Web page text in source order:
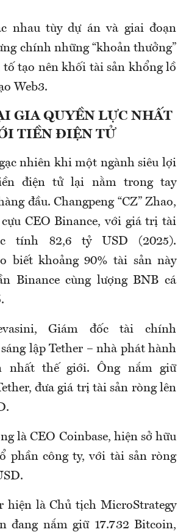
nhau tùy dự án và giai đoạn
chính những “khoản thưởng”
tố tạo nên khối tài sản khổng lồ
Web3.
GIA QUYỀN LỰC NHẤT
TIỀN ĐIỆN TỬ
nhiên khi một ngành siêu lợi
điện tử lại nằm trong tay
đầu. Changpeng “CZ” Zhao,
CEO Binance, với giá trị tài
tính 82,6 tỷ USD (2025).
biết khoảng 90% tài sản này
Binance cùng lượng BNB cá
Giám đốc tài chính
lập Tether – nhà phát hành
nhất thế giới. Ông nắm giữ
đưa giá trị tài sản ròng lên
là CEO Coinbase, hiện sở hữu
phần công ty, với tài sản ròng
hiện là Chủ tịch MicroStrategy
đang nắm giữ 17.732 Bitcoin,